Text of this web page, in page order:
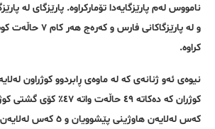
و لە پارێزگاکانی فارس
کراوە.
نیوەی ئەو ژنانەی کە لە ماوەی ڕابردوو کوژراون
کەس لەلایەن هاوژینی